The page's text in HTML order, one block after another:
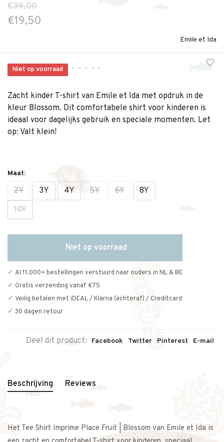
€39,00
€19,50
Emile et Ida
Niet op voorraad • • • • •
Zacht kinder T-shirt van Emile et Ida met opdruk in de
kleur Blossom. Dit comfortabele shirt voor kinderen is
ideaal voor dagelijks gebruik en speciale momenten. Let
op: Valt klein!
Maat:
2Y 3Y 4Y 5Y 6Y
8Y
10Y
Niet op voorraad
Al 11.000+ bestellingen verstuurd naar ouders in NL & BE
Gratis verzending vanaf €75
Veilig betalen met iDEAL / Klarna (achteraf) / Creditcard
30 dagen retour
Deel dit product: Facebook Twitter Pinterest E-mail
Beschrijving Reviews
Het Tee Shirt Imprime Place Fruit | Blossom van Emile et Ida is